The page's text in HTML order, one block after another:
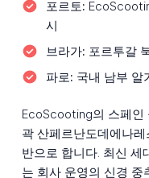
포르토:
시
브라가: 포르투갈
파로: 국내 남부 알
EcoScooting의 스페인
곽 산페르난도데에나
반으로 합니다. 최신 세
는 회사 운영의 신경